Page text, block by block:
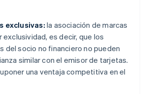
exclusivas: la asociación de marcas
exclusividad, es decir, que los
del socio no financiero no pueden
similar con el emisor de tarjetas.
una ventaja competitiva en el